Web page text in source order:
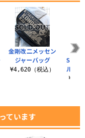
金剛改二メッセン
ジャーバッグ
¥4,620（税込）
ルグ
ています